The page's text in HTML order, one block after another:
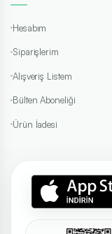
Hesabım
Siparişlerim
Alışveriş Listem
Bülten Aboneliği
Ürün İadesi